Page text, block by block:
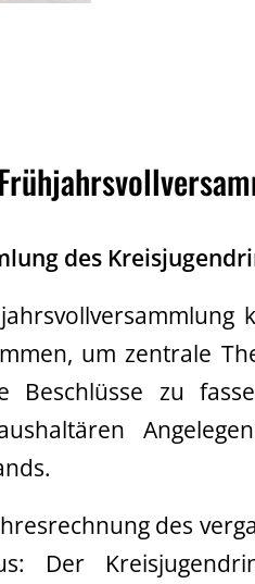
des
um zentrale
Beschlüsse zu
des
Der